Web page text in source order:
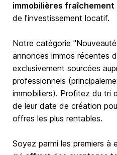
immobilières fraîchement
de l'investissement locatif.
Notre catégorie
annonces immos récentes
exclusivement sourcées
professionnels
immobiliers). Profitez du tri
de leur date de création
offres les plus rentables.
Soyez parmi les premiers à